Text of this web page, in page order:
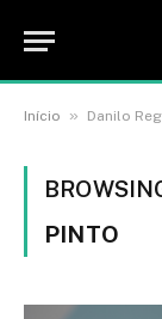
Início » Danilo
PINTO